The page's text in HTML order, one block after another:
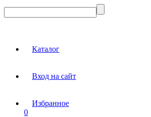
Каталог
Вход на сайт
Избранное
0